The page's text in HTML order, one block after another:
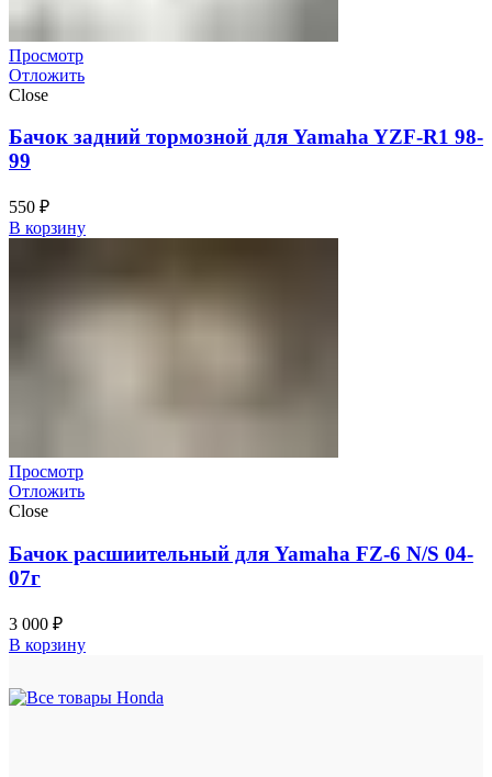
Просмотр
Отложить
Close
Бачок задний тормозной для Yamaha YZF-R1 98-
99
550 ₽
В корзину
Просмотр
Отложить
Close
Бачок расшиительный для Yamaha FZ-6 N/S 04-
07г
3 000 ₽
В корзину